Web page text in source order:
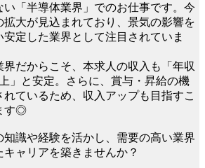
い「半導体業界」でのお仕事です。今
拡大が見込まれており、景気の影響を
安定した業界として注目されていま
界だからこそ、本求人の収入も「年収
」と安定。さらに、賞与・昇給の機
れているため、収入アップも目指すこ
す◎
知識や経験を活かし、需要の高い業界
キャリアを築きませんか？